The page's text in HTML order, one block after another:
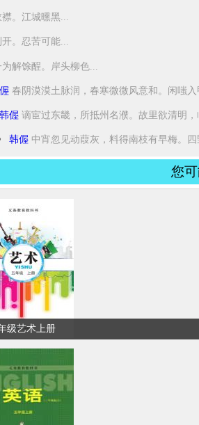
。江城曛黑...
。忍苦可能...
解馀酲。岸头柳色...
春阴漠漠土脉润，春寒微微风意和。闲嗤入
韩偓 谪宦过东畿，所抵州名濮。故里欲清明，
韩偓 中宵忽见动葭灰，料得南枝有早梅。四
您
级艺术上册